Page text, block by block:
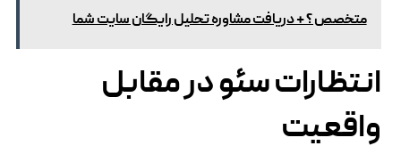
متخصص ؟ + دریافت مشاوره تحلیل رایگان سایت شما
انتظارات سئو در مقابل
واقعیت